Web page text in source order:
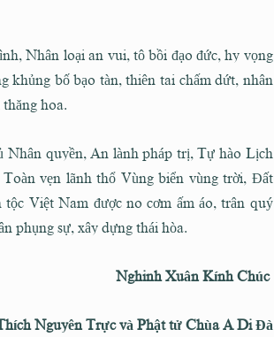
Nhân loại an vui, tô bồi đạo đức, hy vọng
khủng bố bạo tàn, thiên tai chấm dứt, nhân
hoa.
quyền, An lành pháp trị, Tự hào Lịch
vẹn lãnh thổ Vùng biển vùng trời, Đất
Việt Nam được no cơm ấm áo, trân quý
phụng sự, xây dựng thái hòa.
Nghinh Xuân Kính Chúc
Nguyên Trực và Phật tử Chùa A Di Đà